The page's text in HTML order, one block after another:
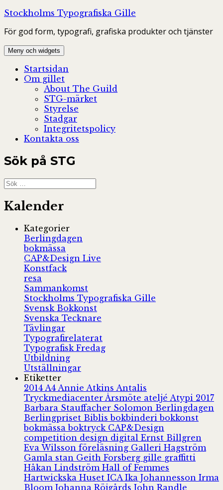
Hoppa
innehåll
Stockholms Typografiska Gille
För god form, typografi, grafiska produkter och tjänster
Meny och widgets
Startsidan
Om gillet
About The Guild
STG-märket
Styrelse
Stadgar
Integritetspolicy
Kontakta oss
Sök på STG
Sök
efter:
Kalender
Kategorier
Berlingdagen
bokmässa
CAP&Design Live
Konstfack
resa
Sammankomst
Stockholms Typografiska Gille
Svensk Bokkonst
Svenska Tecknare
Tävlingar
Typografirelaterat
Typografisk Fredag
Utbildning
Utställningar
Etiketter
2014 A4 Annie Atkins Antalis
Tryckmediacenter Årsmöte ateljé Atypi 2017
Barbara Stauffacher Solomon Berlingdagen
Berlingpriset Biblisbokbinderibokkonst
bokmässaboktryck CAP&Design
competition design digital Ernst Billgren
Eva Wilsson föreläsning Galleri Hagström
Gamla stan Geith Forsberg gille graffitti
Håkan Lindström Hall of Femmes
Hartwickska Huset ICA Ika Johannesson Irma
Bloom Johanna Röjgårds John Randle